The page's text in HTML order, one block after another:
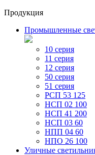
Продукция
Промышленные
10 серия
11 серия
12 серия
50 серия
51 серия
РСП 53 125
НСП 02 100
НСП 41 200
НСП 03 60
НПП 04 60
НПО 26 100
Уличные